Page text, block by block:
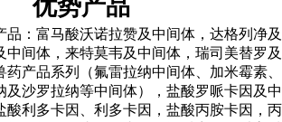
优势产品
品：富马酸沃诺拉赞及中间体，达格列净及
中间体，来特莫韦及中间体，瑞司美替罗及
产品系列（氟雷拉纳中间体、加米霉素、
及沙罗拉纳等中间体），盐酸罗哌卡因及中
酸利多卡因、利多卡因，盐酸丙胺卡因，丙